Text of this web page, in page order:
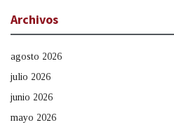
Archivos
agosto 2026
julio 2026
junio 2026
mayo 2026